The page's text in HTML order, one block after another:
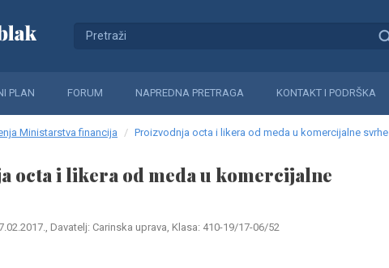
PLAN FORUM NAPREDNA PRETRAGA KONTAKT I PODRŠKA
Ministarstva financija Proizvodnja octa i likera od meda u komercijalne svrhe
octa i likera od meda u komercijalne
Davatelj: Carinska uprava, Klasa: 410-19/17-06/52